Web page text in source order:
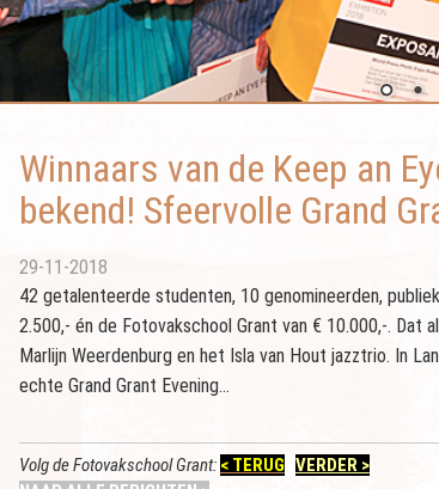
Winnaars van de Keep an
bekend! Sfeervolle Grand
29-11-2018
42 getalenteerde studenten, 10 genomineerden,
2.500,- én de Fotovakschool Grant van € 10.000,-. Dat
Marlijn Weerdenburg en het Isla van Hout jazztrio. In
echte Grand Grant Evening...
Volg de Fotovakschool Grant: < TERUG VERDER >